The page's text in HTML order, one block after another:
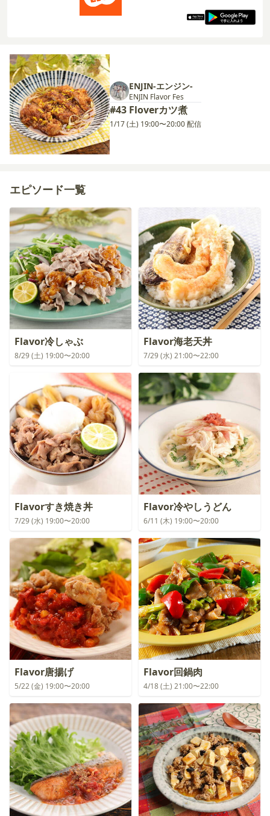
ENJIN-エンジン-
ENJIN Flavor Fes
#43 Floverカツ煮
1/17 (土) 19:00〜20:00 配信
エピソード一覧
Flavor冷しゃぶ
8/29 (土) 19:00〜20:00
Flavor海老天丼
7/29 (水) 21:00〜22:00
Flavorすき焼き丼
7/29 (水) 19:00〜20:00
Flavor冷やしうどん
6/11 (木) 19:00〜20:00
Flavor唐揚げ
5/22 (金) 19:00〜20:00
Flavor回鍋肉
4/18 (土) 21:00〜22:00